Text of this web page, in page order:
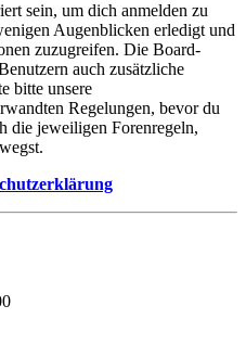
sein, um dich anmelden zu
Augenblicken erledigt und
zuzugreifen. Die Board-
auch zusätzliche
bitte unsere
Regelungen, bevor du
die jeweiligen Forenregeln,